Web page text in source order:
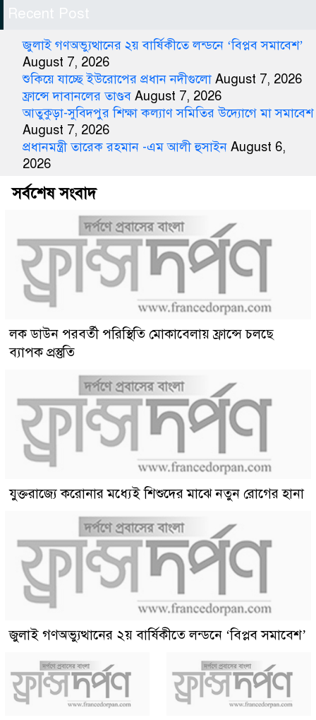
Recent Post
জুলাই গণঅভ্যুত্থানের ২য় বার্ষিকীতে লন্ডনে ‘বিপ্লব সমাবেশ’
August 7, 2026
শুকিয়ে যাচ্ছে ইউরোপের প্রধান নদীগুলো August 7, 2026
ফ্রান্সে দাবানলের তাণ্ডব August 7, 2026
আতুকুড়া-সুবিদপুর শিক্ষা কল্যাণ সমিতির উদ্যোগে মা সমাবেশ
August 7, 2026
প্রধানমন্ত্রী তারেক রহমান -এম আলী হুসাইন August 6,
2026
সর্বশেষ সংবাদ
লক ডাউন পরবর্তী পরিস্থিতি মোকাবেলায় ফ্রান্সে চলছে
ব্যাপক প্রস্তুতি
যুক্তরাজ্যে করোনার মধ্যেই শিশুদের মাঝে নতুন রোগের হানা
জুলাই গণঅভ্যুত্থানের ২য় বার্ষিকীতে লন্ডনে ‘বিপ্লব সমাবেশ’